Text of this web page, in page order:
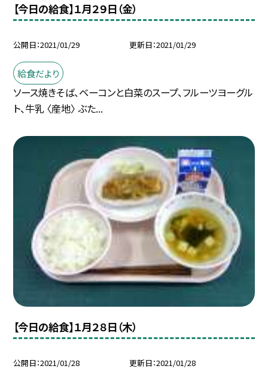
【今日の給食】１月２９日（金）
公開日 2021/01/29 更新日 2021/01/29
給食だより
ソース焼きそば、ベーコンと白菜のスープ、フルーツヨーグル
ト、牛乳 〈産地〉 ぶた...
【今日の給食】１月２８日（木）
公開日 2021/01/28 更新日 2021/01/28